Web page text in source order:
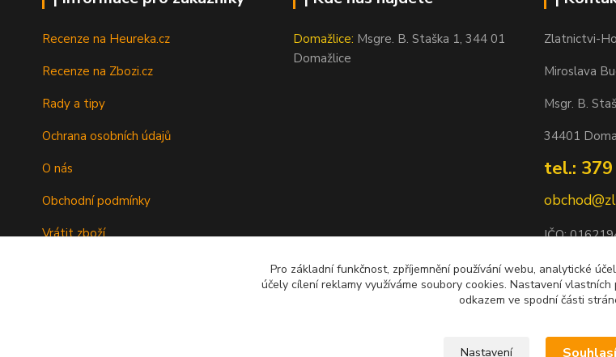
Recenze na Heureka.cz
Recenze na Zbozi.cz
Rady a tipy
Ochrana osobních údajů
O nás
Obchodní podmínky
Vrátit zboží
Domažlice: Msgre. B. Staška 1, 344 01
Domažlice
Zlatnictvi-
Miroslava
Msgr. B.
34401
tel.:
IČO: 0
Bankovní
Pro základní funkčnost, zpříjemnění používání webu, analytické
účely cílení reklamy využíváme soubory cookies. Nastavení
odkazem ve spodní části
Nastavení